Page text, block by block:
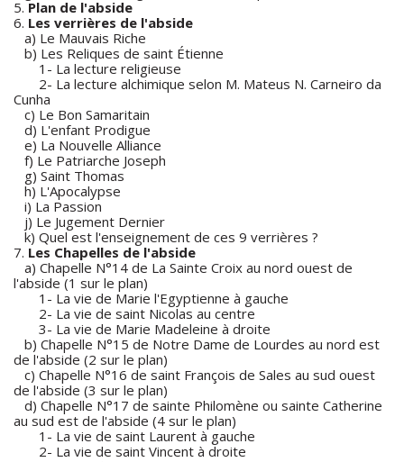
5.Plan de l'abside
6. Les verrières de l'abside
a) Le Mauvais Riche
b) Les Reliques de saint Étienne
1- La lecture religieuse
2- La lecture alchimique selon M. Mateus N. Carneiro da
Cunha
c) Le Bon Samaritain
d) L'enfant Prodigue
e) La Nouvelle Alliance
f) Le Patriarche Joseph
g) Saint Thomas
h) L'Apocalypse
i) La Passion
j) Le Jugement Dernier
k) Quel est l'enseignement de ces 9 verrières ?
7. Les Chapelles de l'abside
a) Chapelle N°14 de La Sainte Croix au nord ouest de
l'abside (1 sur le plan)
1- La vie de Marie l'Egyptienne à gauche
2- La vie de saint Nicolas au centre
3- La vie de Marie Madeleine à droite
b) Chapelle N°15 de Notre Dame de Lourdes au nord est
de l'abside (2 sur le plan)
c) Chapelle N°16 de saint François de Sales au sud ouest
de l'abside (3 sur le plan)
d) Chapelle N°17 de sainte Philomène ou sainte Catherine
au sud est de l'abside (4 sur le plan)
1- La vie de saint Laurent à gauche
2- La vie de saint Vincent à droite